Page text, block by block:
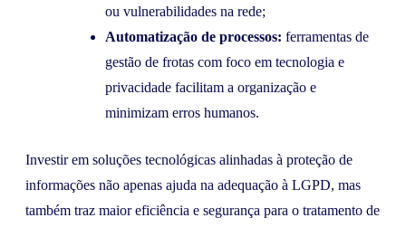
ou vulnerabilidades na rede;
Automatização de processos: ferramentas de
gestão de frotas com foco em tecnologia e
privacidade facilitam a organização e
minimizam erros humanos.
Investir em soluções tecnológicas alinhadas à proteção de
informações não apenas ajuda na adequação à LGPD, mas
também traz maior eficiência e segurança para o tratamento de